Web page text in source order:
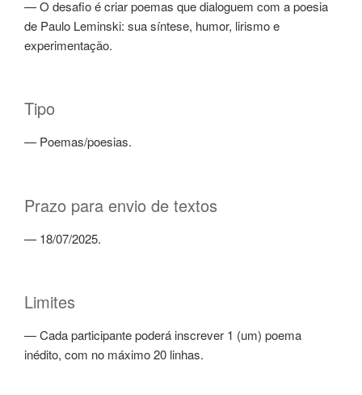
— O desafio é criar poemas que dialoguem com a poesia
de Paulo Leminski: sua síntese, humor, lirismo e
experimentação.
Tipo
— Poemas/poesias.
Prazo para envio de textos
— 18/07/2025.
Limites
— Cada participante poderá inscrever 1 (um) poema
inédito, com no máximo 20 linhas.